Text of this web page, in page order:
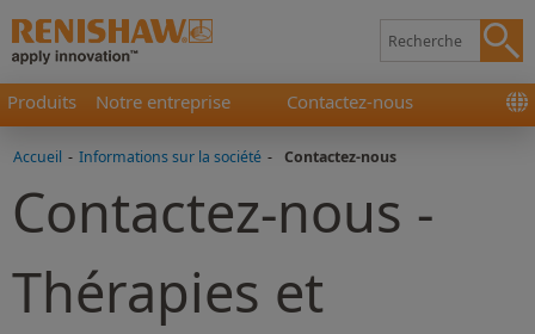
Produits Notre entreprise Contactez-nous
Accueil - Informations sur la société - Contactez-nous
Contactez-nous -
Thérapies et